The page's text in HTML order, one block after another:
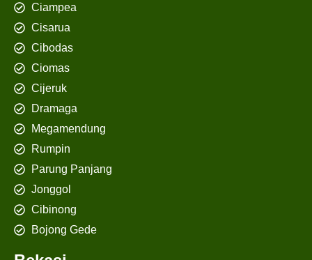
Ciampea
Cisarua
Cibodas
Ciomas
Cijeruk
Dramaga
Megamendung
Rumpin
Parung Panjang
Jonggol
Cibinong
Bojong Gede